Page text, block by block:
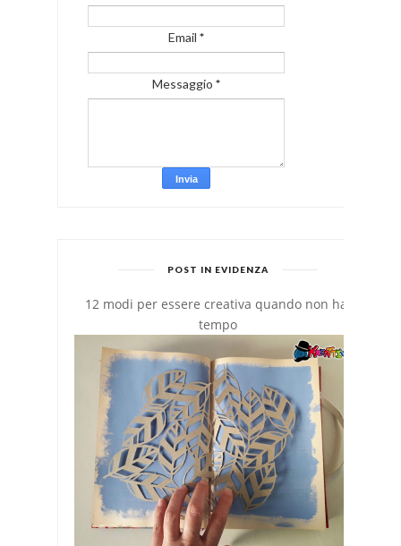
Email *
Messaggio *
POST IN EVIDENZA
12 modi per essere creativa quando non hai
tempo